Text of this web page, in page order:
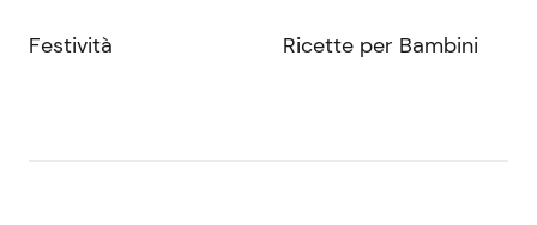
Festività Ricette per Bambini